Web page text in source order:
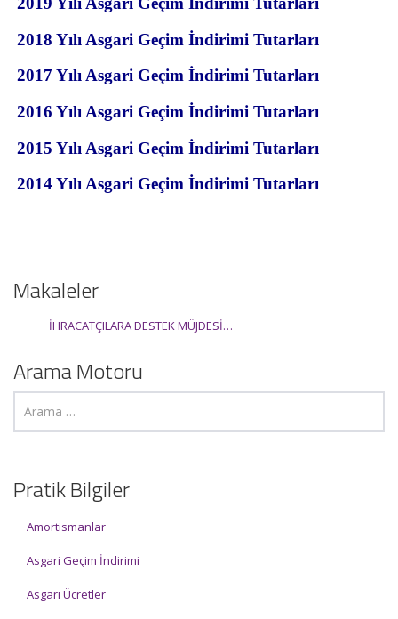
Makaleler
İHRACATÇILARA DESTEK MÜJDESİ…
Arama Motoru
Pratik Bilgiler
Amortismanlar
Asgari Geçim İndirimi
Asgari Ücretler